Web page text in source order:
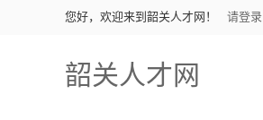
您好，欢迎来到韶关人才网！ 请登录
韶关人才网